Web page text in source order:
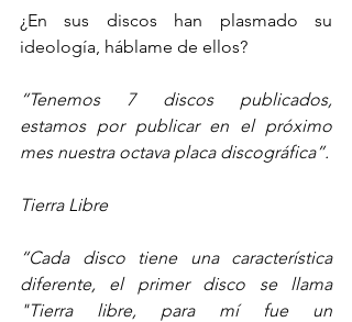
¿En sus discos han plasmado su
ideología, háblame de ellos?
“Tenemos 7 discos publicados,
estamos por publicar en el próximo
mes nuestra octava placa discográfica”.
Tierra Libre
“Cada disco tiene una característica
diferente, el primer disco se llama
"Tierra libre, para mí fue un